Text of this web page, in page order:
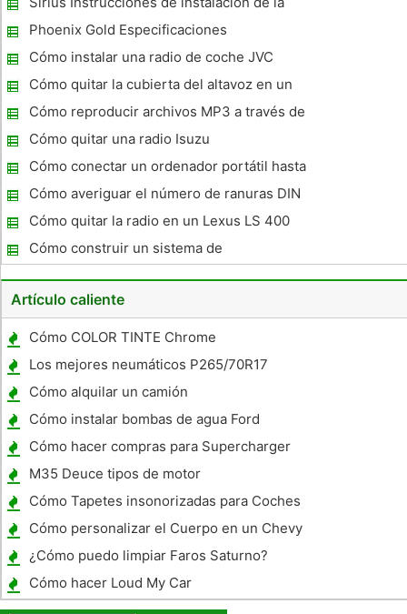
radio
Phoenix Gold Especificaciones
Cómo instalar una radio de coche JVC
Cómo quitar la cubierta del altavoz en un
1994 Mercedes C220
Cómo reproducir archivos MP3 a través de
un USB PTID 5800
Cómo quitar una radio Isuzu
Cómo conectar un ordenador portátil hasta
una entrada MP3 en un estéreo de
automóvil
Cómo averiguar el número de ranuras DIN
en mi vehículo
Cómo quitar la radio en un Lexus LS 400
2000
Cómo construir un sistema de
entretenimiento del coche
Artículo caliente
Cómo COLOR TINTE Chrome
Los mejores neumáticos P265/70R17
Cómo alquilar un camión
Cómo instalar bombas de agua Ford
Cómo hacer compras para Supercharger
Blower Kits
M35 Deuce tipos de motor
Cómo Tapetes insonorizadas para Coches
Cómo personalizar el Cuerpo en un Chevy
Lumina
¿Cómo puedo limpiar Faros Saturno?
Cómo hacer Loud My Car